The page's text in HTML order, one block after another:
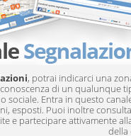
, potrai indicarci una
di un qualunque
sociale. Entra in questo
esposti. Puoi inoltre
e partecipare attivamente
della